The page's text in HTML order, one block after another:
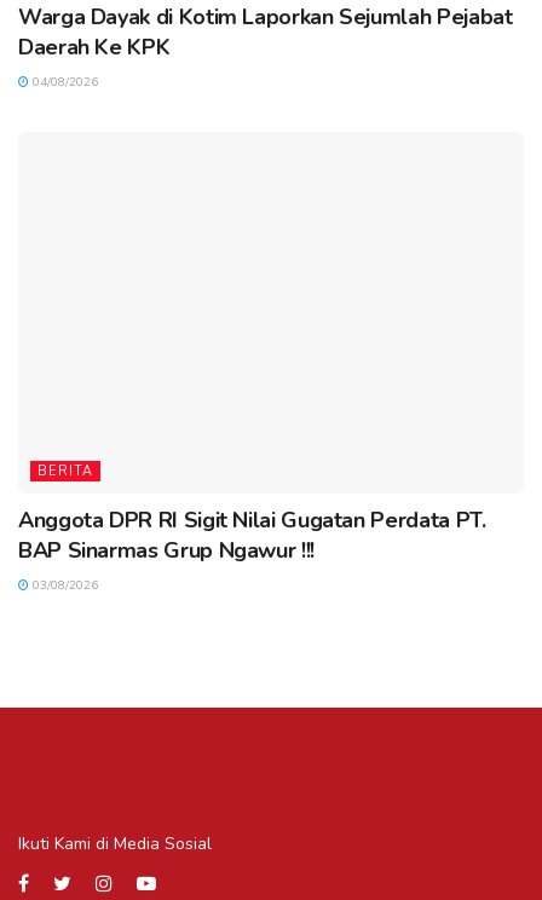
Warga Dayak di Kotim Laporkan Sejumlah Pejabat
Daerah Ke KPK
04/08/2026
BERITA
Anggota DPR RI Sigit Nilai Gugatan Perdata PT.
BAP Sinarmas Grup Ngawur !!!
03/08/2026
Ikuti Kami di Media Sosial